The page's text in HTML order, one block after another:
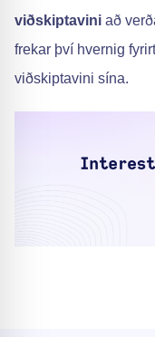
viðskiptavini að
frekar því hvernig
viðskiptavini sína.